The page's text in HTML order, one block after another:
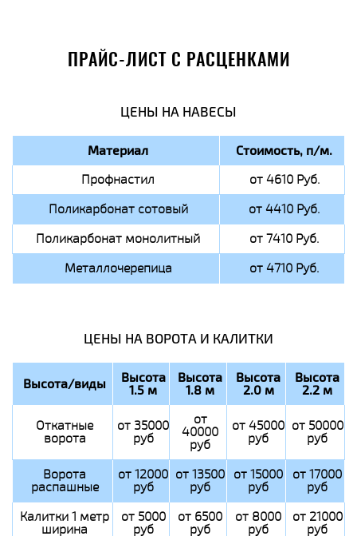
ПРАЙС-ЛИСТ С РАСЦЕНКАМИ
ЦЕНЫ НА НАВЕСЫ
Материал Стоимость, п/м.
Профнастил
от 4610 Руб.
Поликарбонат сотовый
от 4410 Руб.
Поликарбонат монолитный
от 7410 Руб.
Металлочерепица
от 4710 Руб.
ЦЕНЫ НА ВОРОТА И КАЛИТКИ
Высота/виды Высота
1.5 м
Высота
1.8 м
Высота
2.0 м
Высота
2.2 м
Откатные
ворота
от 35000
руб
от
40000
руб
от 45000
руб
от 50000
руб
Ворота
распашные
от 12000
руб
от 13500
руб
от 15000
руб
от 17000
руб
Калитки 1 метр
ширина
от 5000
руб
от 6500
руб
от 8000
руб
от 21000
руб